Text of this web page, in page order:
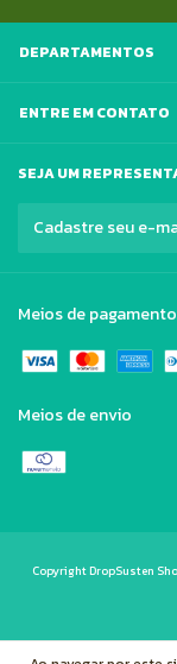
DEPARTAMENTOS
ENTRE EM CONTATO
SEJA UM
Meios de pagamento
Meios de envio
Copyright DropSusten